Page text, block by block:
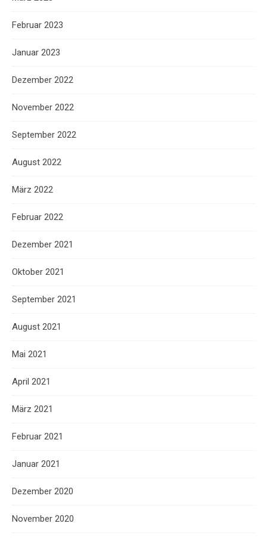
Februar 2023
Januar 2023
Dezember 2022
November 2022
September 2022
August 2022
März 2022
Februar 2022
Dezember 2021
Oktober 2021
September 2021
August 2021
Mai 2021
April 2021
März 2021
Februar 2021
Januar 2021
Dezember 2020
November 2020